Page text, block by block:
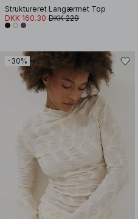
Struktureret Langærmet Top
DKK 160.30 DKK 229
-30%